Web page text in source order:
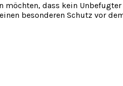
möchten, dass kein
besonderen Schutz vor